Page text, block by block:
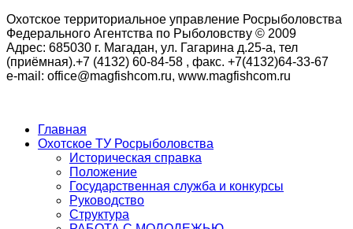
Охотское территориальное управление Росрыболовства
Федерального Агентства по Рыболовству © 2009
Адрес: 685030 г. Магадан, ул. Гагарина д.25-а, тел
(приёмная).+7 (4132) 60-84-58 , факс. +7(4132)64-33-67
e-mail: office@magfishcom.ru, www.magfishcom.ru
Главная
Охотское ТУ Росрыболовства
Историческая справка
Положение
Государственная служба и конкурсы
Руководство
Структура